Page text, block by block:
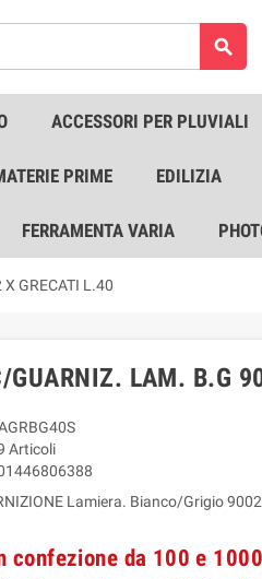
search
ACCESSORI PER PLUVIALI
PRIME EDILIZIA
FERRAMENTA VARIA
GRECATI L.40
GUARNIZ. LAM. B.G
Articoli
Lamiera. Bianco/Grigio
confezione da 100 e